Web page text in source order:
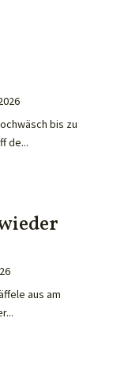
bis zu
de...
aus am